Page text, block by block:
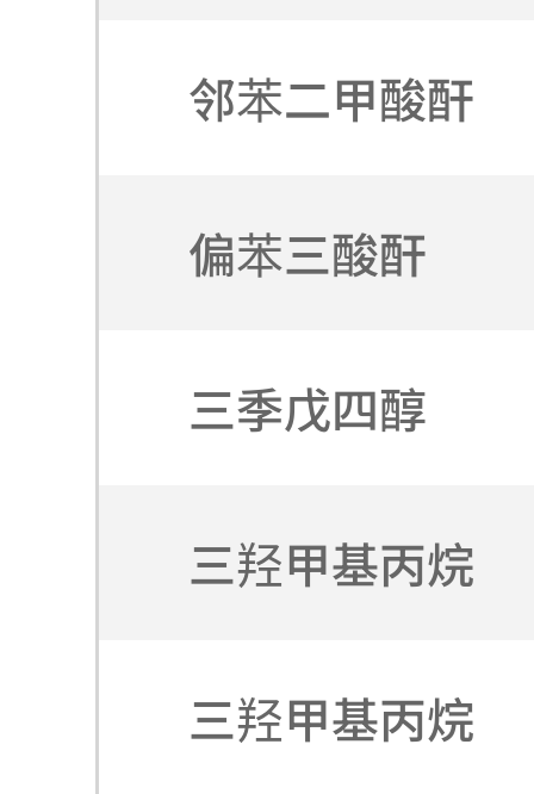
邻苯二甲酸酐
偏苯三酸酐
三季戊四醇
三羟甲基丙烷
三羟甲基丙烷